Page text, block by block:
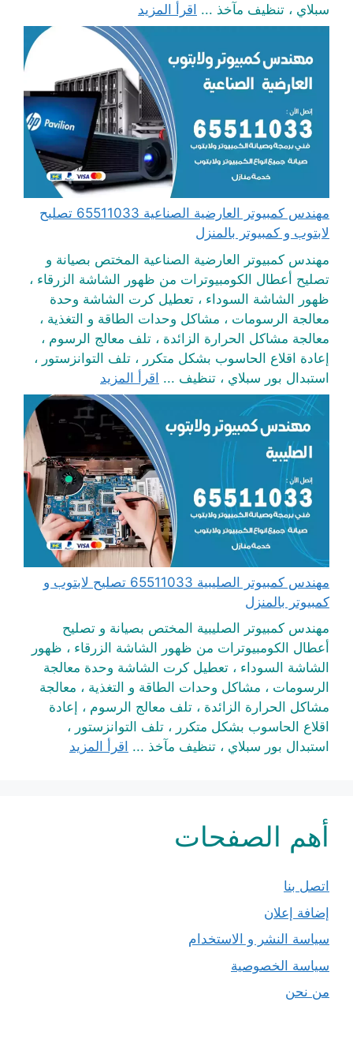
سبلاي ، تنظيف مآخذ ... اقرأ المزيد
مهندس كمبيوتر العارضية الصناعية 65511033 تصليح
لابتوب و كمبيوتر بالمنزل
مهندس كمبيوتر العارضية الصناعية المختص بصيانة و
تصليح أعطال الكومبيوترات من ظهور الشاشة الزرقاء ،
ظهور الشاشة السوداء ، تعطيل كرت الشاشة وحدة
معالجة الرسومات ، مشاكل وحدات الطاقة و التغذية ،
معالجة مشاكل الحرارة الزائدة ، تلف معالج الرسوم ،
إعادة اقلاع الحاسوب بشكل متكرر ، تلف التوانزستور ،
استبدال بور سبلاي ، تنظيف ... اقرأ المزيد
مهندس كمبيوتر الصليبية 65511033 تصليح لابتوب و
كمبيوتر بالمنزل
مهندس كمبيوتر الصليبية المختص بصيانة و تصليح
أعطال الكومبيوترات من ظهور الشاشة الزرقاء ، ظهور
الشاشة السوداء ، تعطيل كرت الشاشة وحدة معالجة
الرسومات ، مشاكل وحدات الطاقة و التغذية ، معالجة
مشاكل الحرارة الزائدة ، تلف معالج الرسوم ، إعادة
اقلاع الحاسوب بشكل متكرر ، تلف التوانزستور ،
استبدال بور سبلاي ، تنظيف مآخذ ... اقرأ المزيد
أهم الصفحات
اتصل بنا
إضافة إعلان
سياسة النشر و الاستخدام
سياسة الخصوصية
من نحن